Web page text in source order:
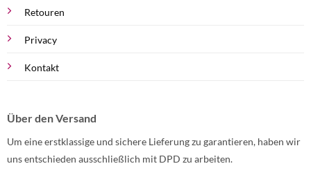
Retouren
Privacy
Kontakt
Über den Versand
Um eine erstklassige und sichere Lieferung zu garantieren, haben wir
uns entschieden ausschließlich mit DPD zu arbeiten.